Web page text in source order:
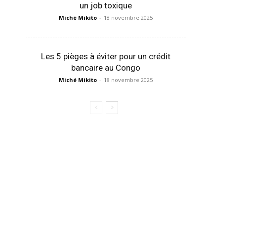
un job toxique
Miché Mikito - 18 novembre 2025
Les 5 pièges à éviter pour un crédit
bancaire au Congo
Miché Mikito - 18 novembre 2025